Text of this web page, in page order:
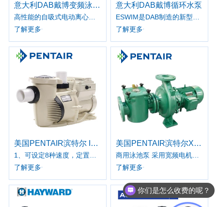
意大利DAB戴博变频泳池泵
高性能的自吸式电动离心泵，内置高容量的预过滤器。水密性电机。静音，可靠，专门为家用和住宅用游泳的水循环和过滤而研发设计。
了解更多
意大利DAB戴博循环水泵
了解更多
美国PENTAIR滨特尔 INTELLIFLO XF VSF智能变频水泵
1、可设定8种速度，定置定时器 2、全新可旋转操作面板可选择墙面安装组件 3、顶置现场拉线舱便于检修和安装 4、全封闭式风扇冷却设计电机 5、菜单设置简易 6、配有2.5英寸或3英寸活接头 7、可与滨特尔智能控制系统连接
了解更多
美国PENTAIR滨特尔XCP商用泳池泵
商用泳池泵 采用宽频电机适合大部分变频控制机械，密封采用品牌BURGMANN，使水泵运行可靠系数更高，轴承采用品牌SKF，摩擦系数小，免维护内部三相热装置电机
了解更多
你们是怎么收费的呢？